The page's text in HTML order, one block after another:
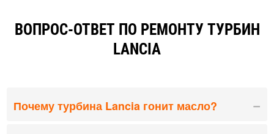
ВОПРОС-ОТВЕТ ПО РЕМОНТУ ТУРБИН
LANCIA
Почему турбина Lancia гонит масло?